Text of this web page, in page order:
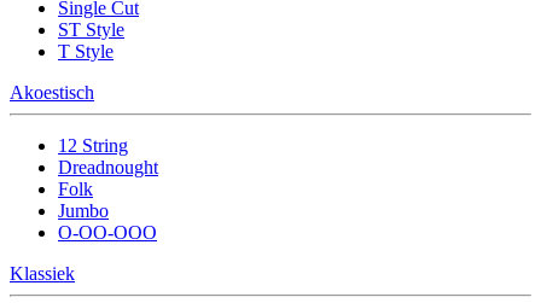
Single Cut
ST Style
T Style
Akoestisch
12 String
Dreadnought
Folk
Jumbo
O-OO-OOO
Klassiek